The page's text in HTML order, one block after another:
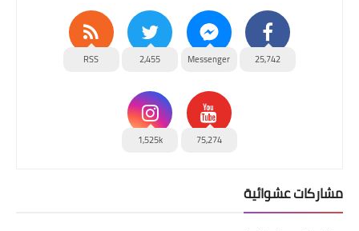
25,742
Messenger
2,455
RSS
75,274
1,525k
مشاركات عشوائية